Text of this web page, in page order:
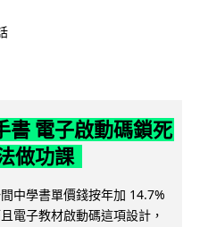
書 電子啟動碼鎖死
做功課
中學書單價錢按年加 14.7%
電子教材啟動碼這項設計，